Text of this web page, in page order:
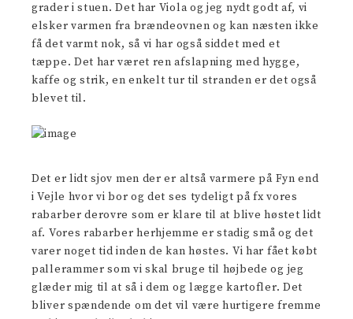
grader i stuen. Det har Viola og jeg nydt godt af, vi
elsker varmen fra brændeovnen og kan næsten ikke
få det varmt nok, så vi har også siddet med et
tæppe. Det har været ren afslapning med hygge,
kaffe og strik, en enkelt tur til stranden er det også
blevet til.
Det er lidt sjov men der er altså varmere på Fyn end
i Vejle hvor vi bor og det ses tydeligt på fx vores
rabarber derovre som er klare til at blive høstet lidt
af. Vores rabarber herhjemme er stadig små og det
varer noget tid inden de kan høstes. Vi har fået købt
pallerammer som vi skal bruge til højbede og jeg
glæder mig til at så i dem og lægge kartofler. Det
bliver spændende om det vil være hurtigere fremme